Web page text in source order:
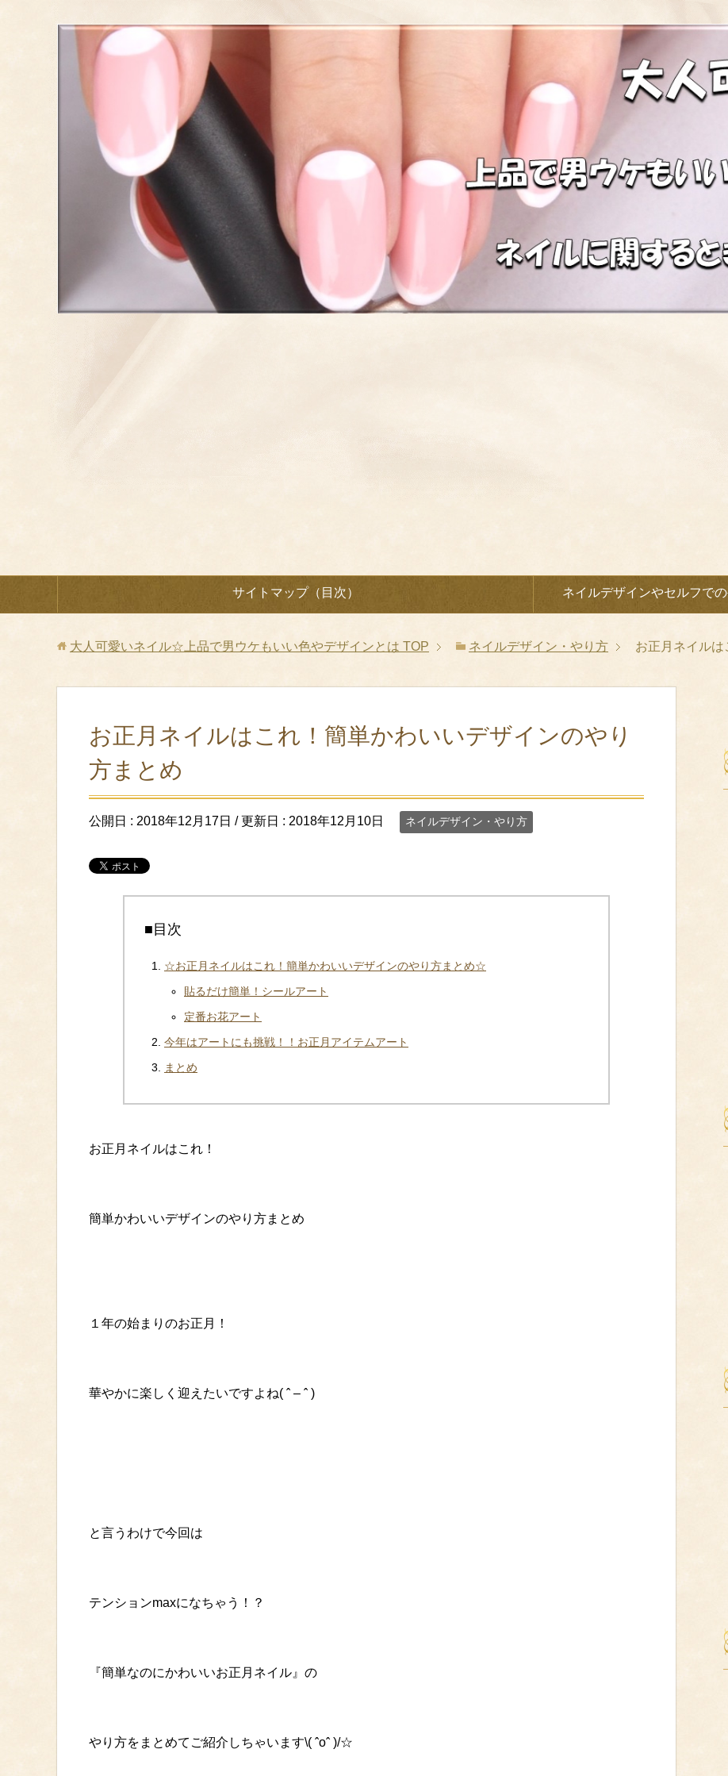
サイトマップ（目次） ネイルデザインやセルフで
大人可愛いネイル☆上品で男ウケもいい色やデザインとは TOP ネイルデザイン・やり方 お正月ネイル
お正月ネイルはこれ！簡単かわいいデザインのやり
方まとめ
公開日 : 2018年12月17日 / 更新日 : 2018年12月10日 ネイルデザイン・やり方
■目次
☆お正月ネイルはこれ！簡単かわいいデザインのやり方まとめ☆
貼るだけ簡単！シールアート
定番お花アート
今年はアートにも挑戦！！お正月アイテムアート
まとめ
お正月ネイルはこれ！
簡単かわいいデザインのやり方まとめ
１年の始まりのお正月！
華やかに楽しく迎えたいですよね( ˆ – ˆ )
と言うわけで今回は
テンションmaxになちゃう！？
『簡単なのにかわいいお正月ネイル』の
やり方をまとめてご紹介しちゃいます\( ˆoˆ )/☆